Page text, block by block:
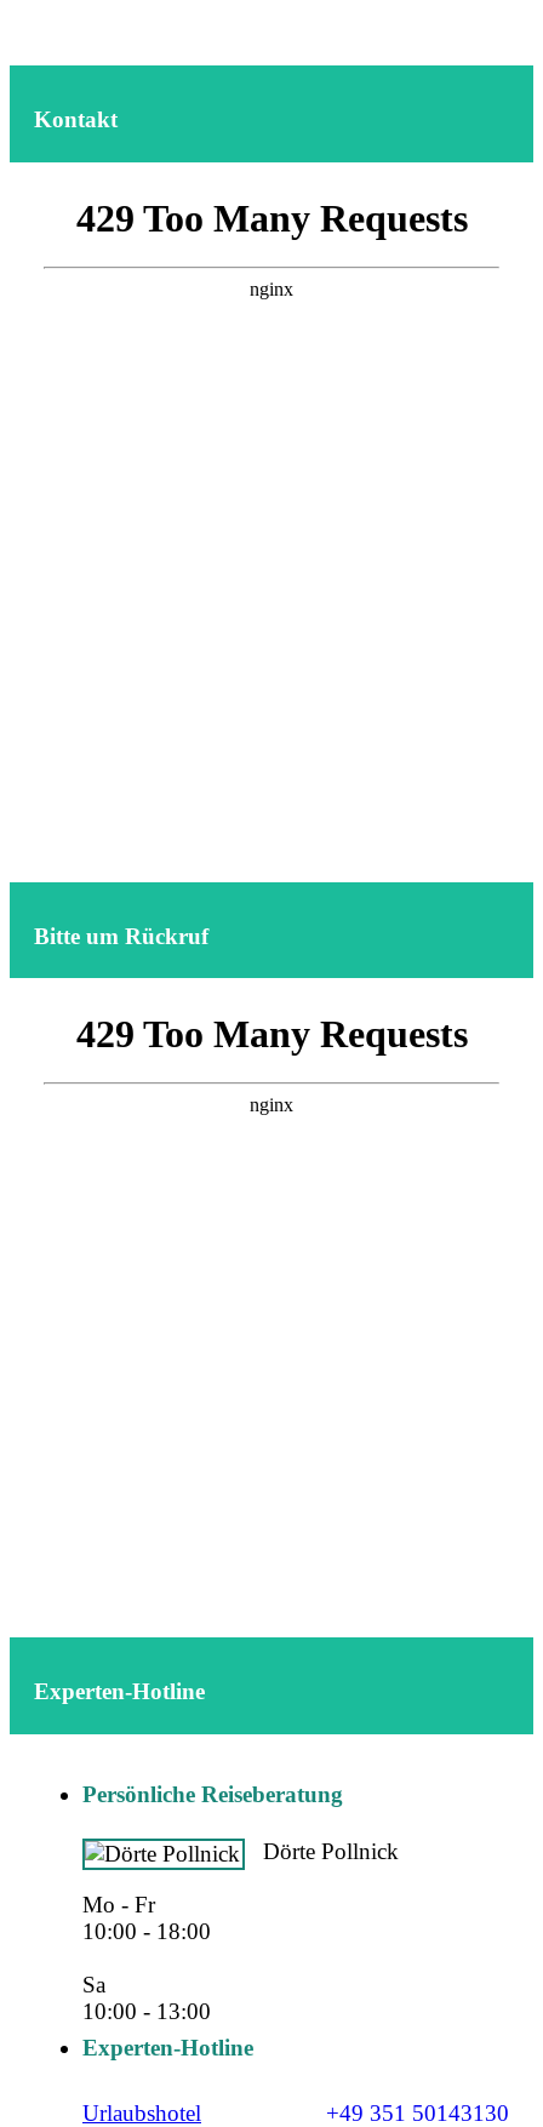
Kontakt
Bitte um Rückruf
Experten-Hotline
Persönliche Reiseberatung
Dörte Pollnick
Mo - Fr
10:00 - 18:00
Sa
10:00 - 13:00
Experten-Hotline
Urlaubshotel
+49 351 50143130